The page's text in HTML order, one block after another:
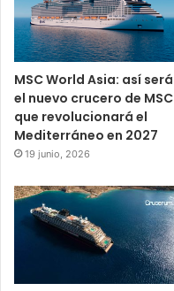
MSC World Asia: así será
el nuevo crucero de MSC
que revolucionará el
Mediterráneo en 2027
19 junio, 2026